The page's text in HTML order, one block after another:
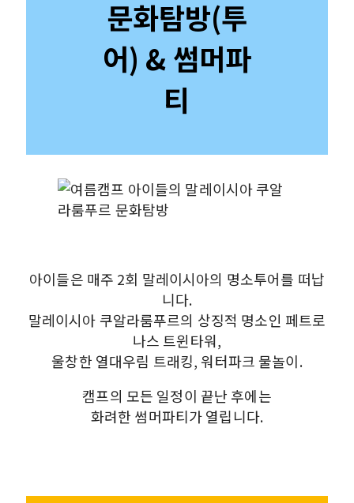
문화탐방(투
어) & 썸머파
티
아이들은 매주 2회 말레이시아의 명소투어를 떠납
니다.
말레이시아 쿠알라룸푸르의 상징적 명소인 페트로
나스 트윈타워,
울창한 열대우림 트래킹, 워터파크 물놀이.
캠프의 모든 일정이 끝난 후에는
화려한 썸머파티가 열립니다.